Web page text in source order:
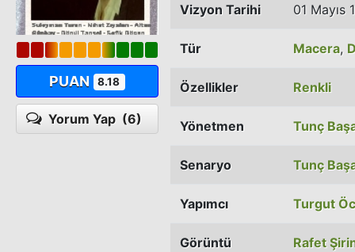
PUAN 8.18
Yorum Yap (6)
Vizyon Tarihi 01 Mayıs
Tür Macera,
Özellikler Renkli
Yönetmen Tunç
Senaryo Tunç
Yapımcı Turgut
Görüntü
Rafet